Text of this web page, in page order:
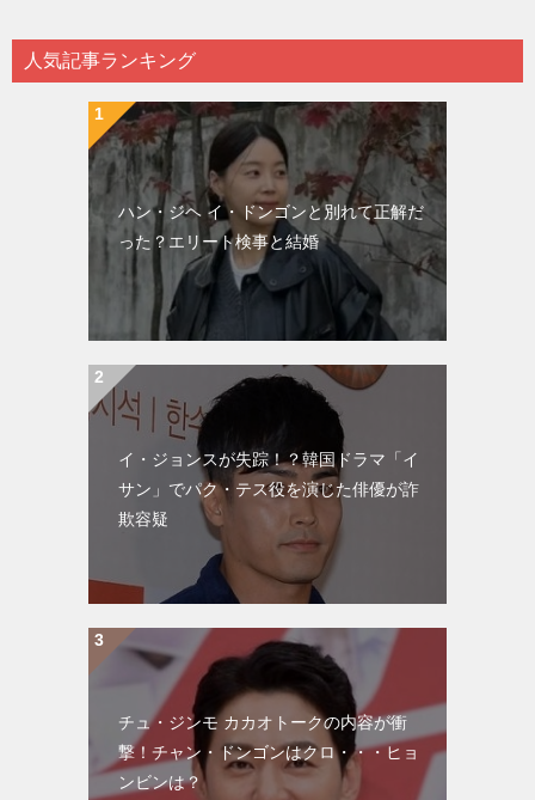
人気記事ランキング
ハン・ジヘ イ・ドンゴンと別れて正解だ
った？エリート検事と結婚
イ・ジョンスが失踪！？韓国ドラマ「イ
サン」でパク・テス役を演じた俳優が詐
欺容疑
チュ・ジンモ カカオトークの内容が衝
撃！チャン・ドンゴンはクロ・・・ヒョ
ンビンは？